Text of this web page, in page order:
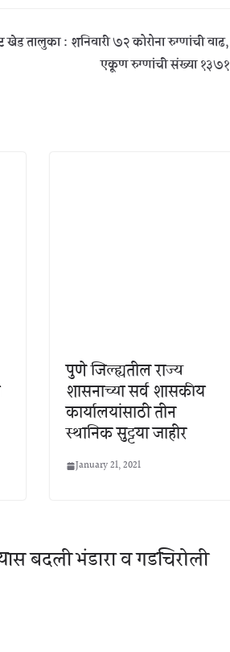
खेड तालुका : शनिवारी ७२ कोरोना रुग्णांची वाढ,
एकूण रुग्णांची संख्या १३७१
पुणे जिल्ह्यतील राज्य
शासनाच्या सर्व शासकीय
कार्यालयांसाठी तीन
स्थानिक सुट्टया जाहीर
January 21, 2021
बदली भंडारा व गडचिरोली